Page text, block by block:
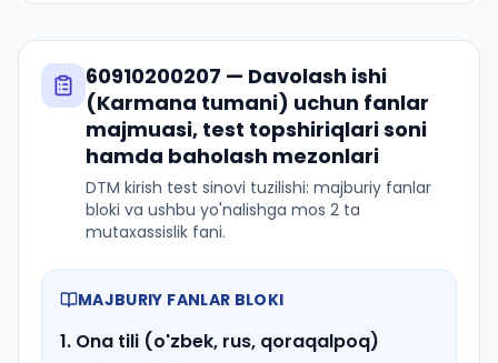
60910200207 — Davolash ishi
(Karmana tumani) uchun fanlar
majmuasi, test topshiriqlari soni
hamda baholash mezonlari
DTM kirish test sinovi tuzilishi: majburiy fanlar
bloki va ushbu yo'nalishga mos 2 ta
mutaxassislik fani.
MAJBURIY FANLAR BLOKI
1. Ona tili (o'zbek, rus, qoraqalpoq)